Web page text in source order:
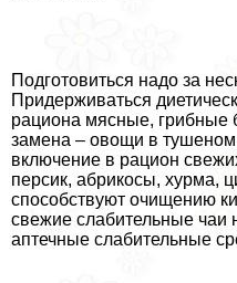
Подготовиться надо за
Придерживаться
рациона мясные, грибные
замена – овощи в тушеном
включение в рацион
персик, абрикосы, хурма,
способствуют очищению
свежие слабительные чаи
аптечные слабительные